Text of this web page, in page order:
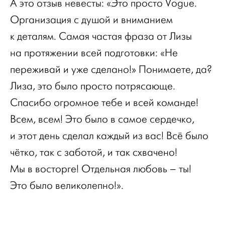
А это отзыв невесты: «Это просто Vogue.
Организация с душой и вниманием
к деталям. Cамая частая фраза от Лизы
на протяжении всей подготовки: «Не
переживай и уже сделано!» Понимаете, да?
Лиза, это было просто потрясающе.
Спасибо огромное тебе и всей команде!
Всем, всем! Это было в самое сердечко,
и этот день сделал каждый из вас! Всё было
чётко, так с заботой, и так схвачено!
Мы в восторге! Отдельная любовь – ты!
Это было великолепно!».